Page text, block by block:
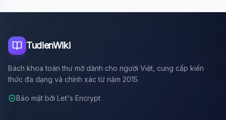
TudienWiki
Bách khoa toàn thư mở dành cho người Việt, cung cấp kiến
thức đa dạng và chính xác từ năm 2015.
Bảo mật bởi Let's Encrypt